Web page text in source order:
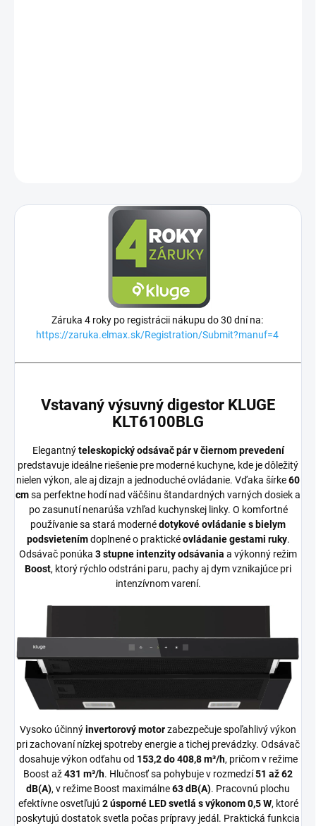
Záruka 4 roky po registrácii nákupu do 30 dní na:
https://zaruka.elmax.sk/Registration/Submit?manuf=4
Vstavaný výsuvný digestor KLUGE
KLT6100BLG
Elegantnýteleskopický odsávač pár v čiernom prevedení
predstavuje ideálne riešenie pre moderné kuchyne, kde je dôležitý
nielen výkon, ale aj dizajn a jednoduché ovládanie. Vďaka šírke60
cmsa perfektne hodí nad väčšinu štandardných varných dosiek a
po zasunutí nenarúša vzhľad kuchynskej linky. O komfortné
používanie sa stará modernédotykové ovládanie s bielym
podsvietenímdoplnené o praktickéovládanie gestami ruky.
Odsávač ponúka 3 stupne intenzity odsávania a výkonný režim
Boost, ktorý rýchlo odstráni paru, pachy aj dym vznikajúce pri
intenzívnom varení.
Vysoko účinnýinvertorový motorzabezpečuje spoľahlivý výkon
pri zachovaní nízkej spotreby energie a tichej prevádzky. Odsávač
dosahuje výkon odťahu od 153,2 do 408,8 m³/h, pričom v režime
Boost až431 m³/h. Hlučnosť sa pohybuje v rozmedzí51 až 62
dB(A), v režime Boost maximálne63 dB(A). Pracovnú plochu
efektívne osvetľujú 2 úsporné LED svetlá s výkonom 0,5 W, ktoré
poskytujú dostatok svetla počas prípravy jedál. Praktická funkcia